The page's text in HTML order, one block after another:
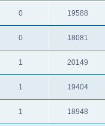
0 19588
0 18081
1 20149
1 19404
1 18948